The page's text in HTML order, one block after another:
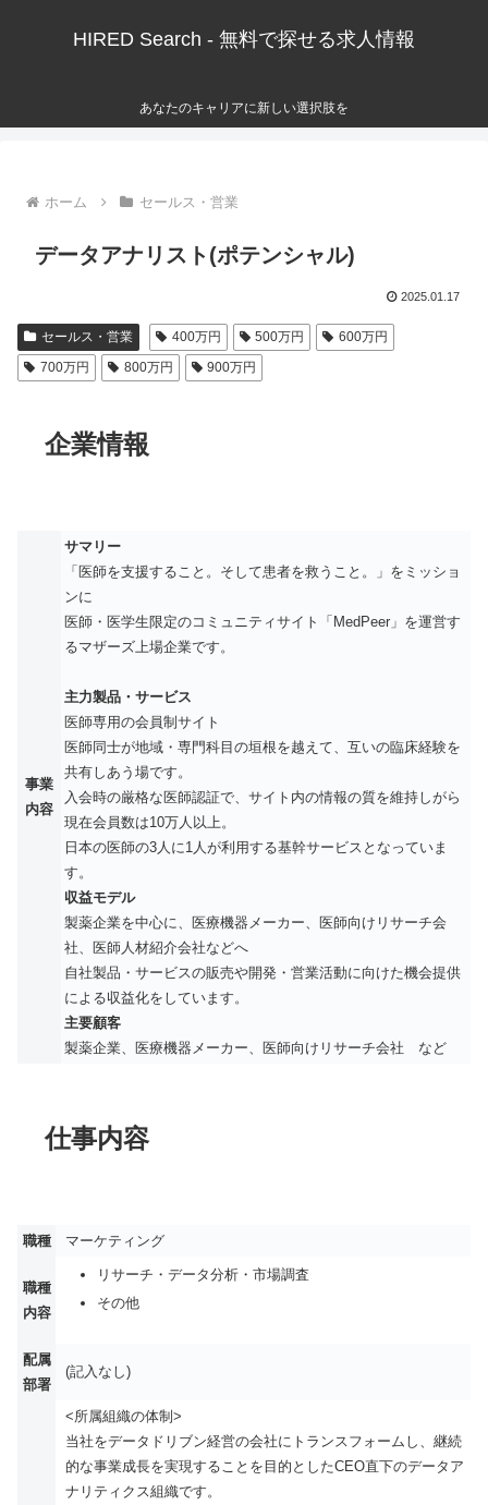
HIRED Search - 無料で探せる求人情報
あなたのキャリアに新しい選択肢を
ホーム セールス・営業
データアナリスト(ポテンシャル)
2025.01.17
セールス・営業 400万円 500万円
600万円
700万円
800万円 900万円
企業情報
事業
内容
サマリー
「医師を支援すること。そして患者を救うこと。」をミッショ
ンに
医師・医学生限定のコミュニティサイト「MedPeer」を運営す
るマザーズ上場企業です。
主力製品・サービス
医師専用の会員制サイト
医師同士が地域・専門科目の垣根を越えて、互いの臨床経験を
共有しあう場です。
入会時の厳格な医師認証で、サイト内の情報の質を維持しがら
現在会員数は10万人以上。
日本の医師の3人に1人が利用する基幹サービスとなっていま
す。
収益モデル
製薬企業を中心に、医療機器メーカー、医師向けリサーチ会
社、医師人材紹介会社などへ
自社製品・サービスの販売や開発・営業活動に向けた機会提供
による収益化をしています。
主要顧客
製薬企業、医療機器メーカー、医師向けリサーチ会社 など
仕事内容
職種 マーケティング
職種
内容
リサーチ・データ分析・市場調査
その他
配属
部署
(記入なし)
<所属組織の体制>
当社をデータドリブン経営の会社にトランスフォームし、継続
的な事業成長を実現することを目的としたCEO直下のデータア
ナリティクス組織です。